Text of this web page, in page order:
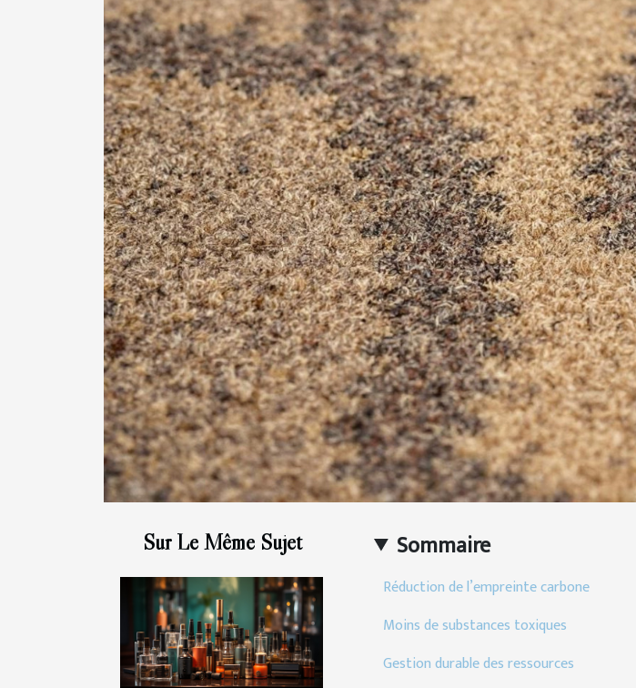
Sur Le Même Sujet Sommaire
Réduction de l’empreinte carbone
Moins de substances toxiques
Gestion durable des ressources